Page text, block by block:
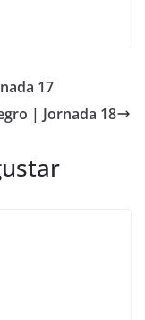
17
| Jornada 18